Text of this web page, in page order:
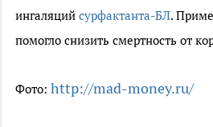
ингаляций сурфактанта-БЛ.
помогло снизить смертность от
Фото: http://mad-money.ru/